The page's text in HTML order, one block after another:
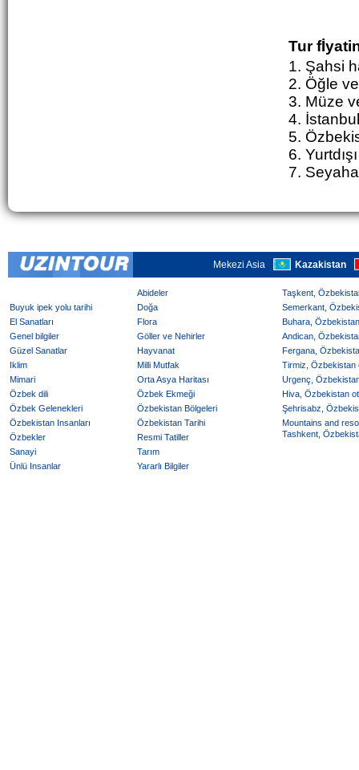
Tur
1. Şahsi
2. Öğ le
3. Müze
4.
5.
6.
7.
Mekezi Asia Kazakistan
Abideler
Buyuk ipek yolu tarihi
Doğa
El Sanatları
Flora
Genel bilgiler
Göller ve Nehirler
Güzel Sanatlar
Hayvanat
Iklim
Milli Mutfak
Mimari
Orta Asya Haritası
Özbek dili
Özbek Ekmeği
Özbek Gelenekleri
Özbekistan Bölgeleri
Özbekistan Insanları
Özbekistan Tarihi
Özbekler
Resmi Tatiller
Sanayi
Tarım
Ünlü Insanlar
Yararlı Bilgiler
Taşkent,
Semerkant,
Buhara,
Andican,
Fergana,
Tirmiz, Özbekistan
Urgenç,
Hiva, Özbekistan
Şehrisabz,
Mountains and
Tashkent,